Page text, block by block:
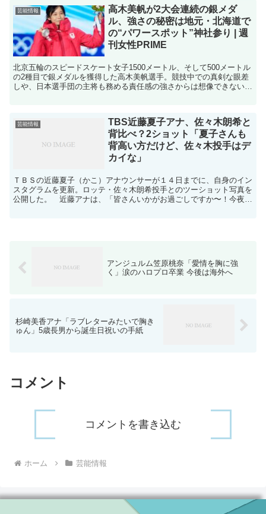
芸能情報
高木美帆が2大会連続の銀メダ
ル、強さの秘密は地元・北海道で
の“パワースポット”神社参り | 週
刊女性PRIME
北京五輪のスピードスケート女子1500メートル、そして500メートル
の2種目で銀メダルを獲得した高木美帆選手。競技中での真剣な眼差
しや、日本選手団の主将も務める責任感の強さからは想像できない
芸能情報
TBS近藤夏子アナ、佐々木朗希と
背比べ？2ショット「夏子さんも
背高い方だけど、佐々木投手はデ
カイな」
ＴＢＳの近藤夏子（かこ）アナウンサーが１４日までに、自身のイン
スタグラムを更新。ロッテ・佐々木朗希投手とのツーショット写真を
公開した。 近藤アナは、「皆さんいかがお過ごしですか〜！今夜
アンジュルム笠原桃奈「愛情を胸に強
く」涙のハロプロ卒業 今後は海外へ
杉崎美香アナ「ラブレターみたいで胸き
ゅん」5歳長男から誕生日祝いの手紙
コメント
コメントを書き込む
ホーム 芸能情報